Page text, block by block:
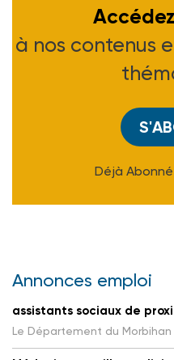
à nos contenus
Déjà
Annonces emploi
assistants sociaux de
Le Département du Morbihan